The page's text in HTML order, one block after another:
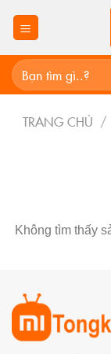
Tìm
kiếm:
TRANG CHỦ /
Không tìm thấy